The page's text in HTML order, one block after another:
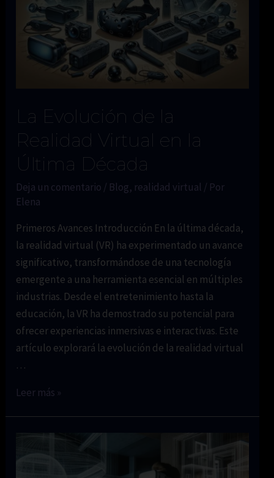
La Evolución de la
Realidad Virtual en la
Última Década
Deja un comentario / Blog, realidad virtual / Por
Elena
Primeros Avances Introducción En la última década,
la realidad virtual (VR) ha experimentado un avance
significativo, transformándose de una tecnología
emergente a una herramienta esencial en múltiples
industrias. Desde el entretenimiento hasta la
educación, la VR ha demostrado su potencial para
ofrecer experiencias inmersivas e interactivas. Este
artículo explorará la evolución de la realidad virtual
…
La
Realidad
Leer más »